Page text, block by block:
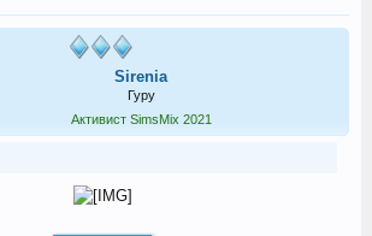
Sirenia
Гуру
Активист SimsMix 2021